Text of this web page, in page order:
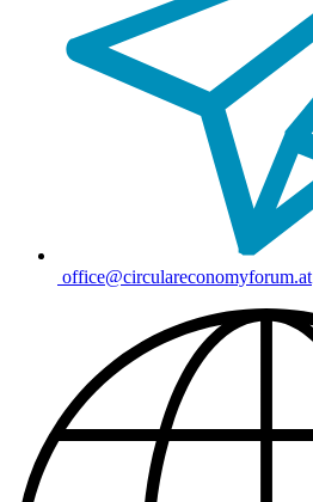
office@circulareconomyforum.at